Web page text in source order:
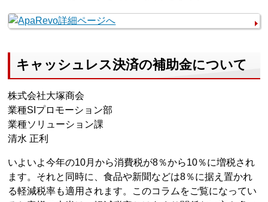
キャッシュレス決済の補助金について
株式会社大塚商会
業種SIプロモーション部
業種ソリューション課
清水 正利
いよいよ今年の10月から消費税が8％から10％に増税され
ます。それと同時に、食品や新聞などは8％に据え置かれ
る軽減税率も適用されます。このコラムをご覧になってい